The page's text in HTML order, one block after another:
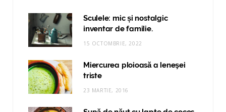
Sculele: mic și nostalgic
inventar de familie.
15 OCTOMBRIE, 2022
Miercurea ploioasă a leneşei
triste
23 MARTIE, 2016